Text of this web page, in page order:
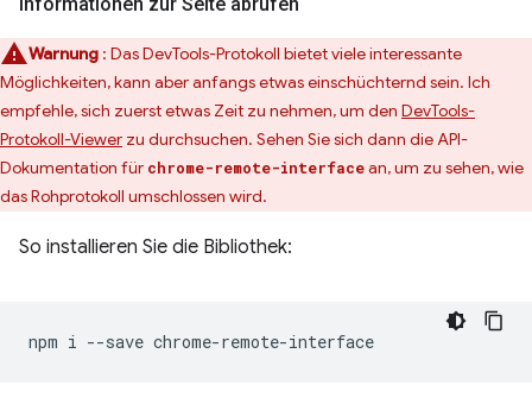
Warnung : Das DevTools-Protokoll bietet viele interessante
Möglichkeiten, kann aber anfangs etwas einschüchternd sein. Ich
empfehle, sich zuerst etwas Zeit zu nehmen, um den DevTools-
Protokoll-Viewer zu durchsuchen. Sehen Sie sich dann die API-
Dokumentation für chrome-remote-interfacean, um zu sehen, wie
das Rohprotokoll umschlossen wird.
So installieren Sie die Bibliothek:
npm i --save